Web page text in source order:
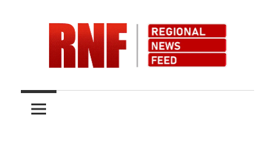
content
RNFnews.in
over
Quantity